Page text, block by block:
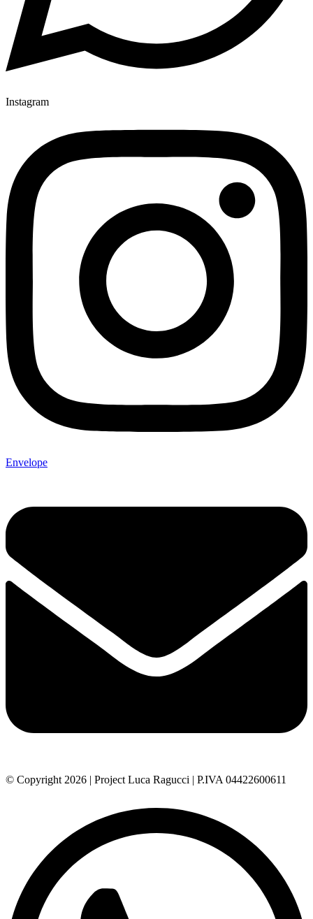
Instagram
Envelope
© Copyright 2026 | Project Luca Ragucci | P.IVA 04422600611